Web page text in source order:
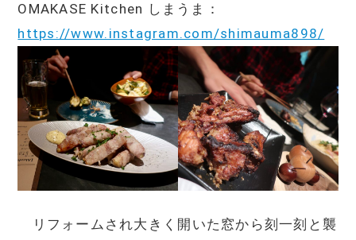
OMAKASE Kitchen しまうま：
https://www.instagram.com/shimauma898/
リフォームされ大きく開いた窓から刻一刻と襲